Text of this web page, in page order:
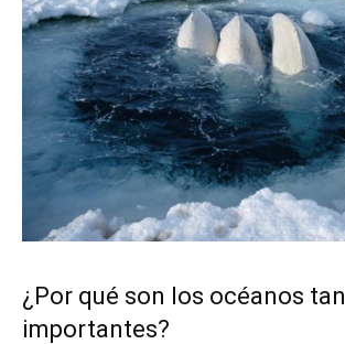
¿Por qué son los océanos tan
importantes?